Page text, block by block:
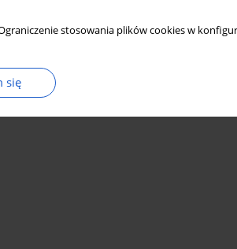
stosowania plików cookies w
się